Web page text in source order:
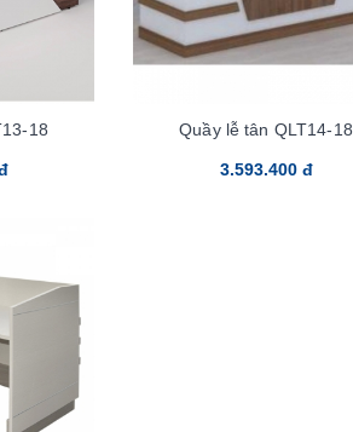
18 Quầy lễ tân QLT14-18
3.593.400 đ